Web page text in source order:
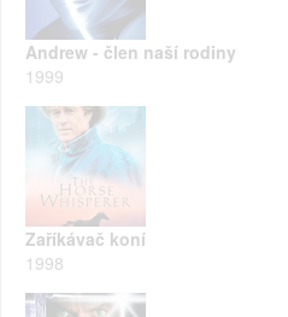
Andrew - člen naší rodiny
1999
Zaříkávač koní
1998